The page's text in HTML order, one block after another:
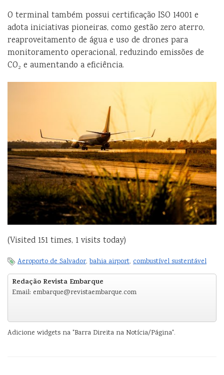
O terminal também possui certificação ISO 14001 e
adota iniciativas pioneiras, como gestão zero aterro,
reaproveitamento de água e uso de drones para
monitoramento operacional, reduzindo emissões de
CO₂ e aumentando a eficiência.
(Visited 151 times, 1 visits today)
Aeroporto de Salvador, bahia airport, combustível sustentável
Redação Revista Embarque
Email: embarque@revistaembarque.com
Adicione widgets na "Barra Direita na Notícia/Página".